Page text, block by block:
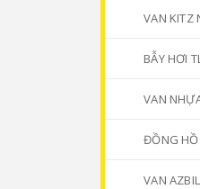
VAN KITZ
BẪY HƠI
VAN
ĐỒNG HỒ
VAN